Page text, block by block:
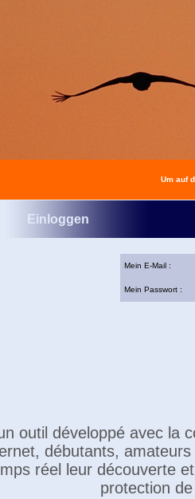
Um auf
Einloggen
Mein E-Mail :
Mein Passwort :
outil développé avec la
débutants,
réel leur découverte
protection